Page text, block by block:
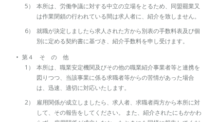
本所は、労働争議に対する中立の立場をとるため、同盟罷業又
は作業閉鎖の行われている間は求人者に、紹介を致しません。
就職が決定しましたら求人された方から別表の手数料表及び個
別に定める契約書に基づき、紹介手数料を申し受けます。
第４ そ の 他
本所は、職業安定機関及びその他の職業紹介事業者等と連携を
図りつつ、当該事業に係る求職者等からの苦情があった場合
は、迅速、適切に対応いたします。
雇用関係が成立しましたら、求人者、求職者両方から本所に対
して、その報告をしてください。 また、紹介されたにもかかわ